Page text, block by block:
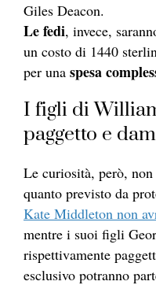
Giles Deacon.
Le fedi, invece,
un costo di 1440
per una spesa
I figli di
paggetto e
Le curiosità, però,
quanto previsto da
Kate Middleton non
mentre i suoi figli
rispettivamente
esclusivo potranno